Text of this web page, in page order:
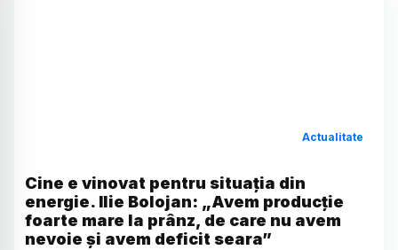
Actualitate
Cine e vinovat pentru situația din
energie. Ilie Bolojan: „Avem producție
foarte mare la prânz, de care nu avem
nevoie și avem deficit seara”